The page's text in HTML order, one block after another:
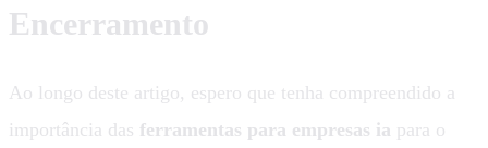
Encerramento
Ao longo deste artigo, espero que tenha compreendido a
importância das ferramentas para empresas ia para o